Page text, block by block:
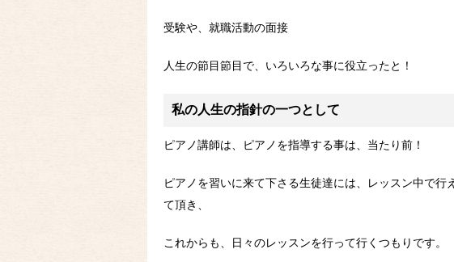
受験や、就職活動の面接
人生の節目節目で、いろいろな事に役立ったと！
私の人生の指針の一つとして
ピアノ講師は、ピアノを指導する事は、当たり前！
ピアノを習いに来て下さる生徒達には、レッスン中で
て頂き、
これからも、日々のレッスンを行って行くつもりです。